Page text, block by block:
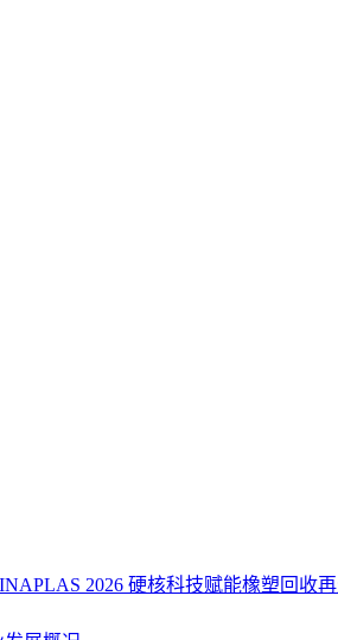
2026 硬核科技赋能橡塑回收